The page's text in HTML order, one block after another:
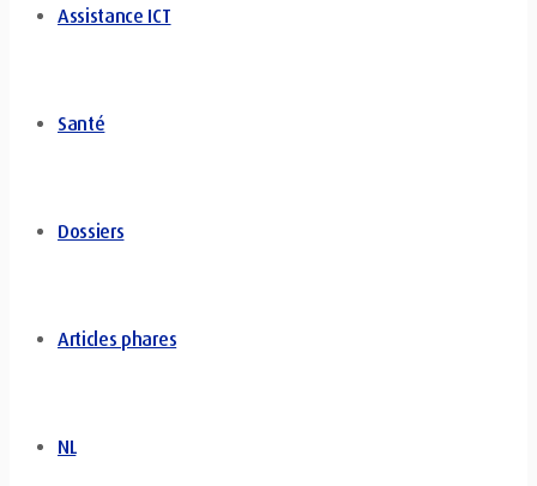
Assistance ICT
Santé
Dossiers
Articles phares
NL